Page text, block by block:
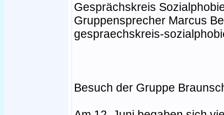
Gesprächskreis
Gruppensprecher Marcus
gespraechskreis-
Besuch der Gruppe